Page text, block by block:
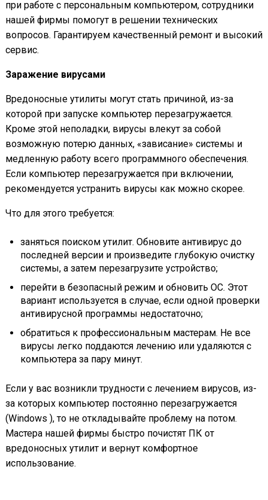
при работе с персональным компьютером, сотрудники
нашей фирмы помогут в решении технических
вопросов. Гарантируем качественный ремонт и высокий
сервис.
Заражение вирусами
Вредоносные утилиты могут стать причиной, из-за
которой при запуске компьютер перезагружается.
Кроме этой неполадки, вирусы влекут за собой
возможную потерю данных, «зависание» системы и
медленную работу всего программного обеспечения.
Если компьютер перезагружается при включении,
рекомендуется устранить вирусы как можно скорее.
Что для этого требуется:
заняться поиском утилит. Обновите антивирус до
последней версии и произведите глубокую очистку
системы, а затем перезагрузите устройство;
перейти в безопасный режим и обновить ОС. Этот
вариант используется в случае, если одной проверки
антивирусной программы недостаточно;
обратиться к профессиональным мастерам. Не все
вирусы легко поддаются лечению или удаляются с
компьютера за пару минут.
Если у вас возникли трудности с лечением вирусов, из-
за которых компьютер постоянно перезагружается
(Windows ), то не откладывайте проблему на потом.
Мастера нашей фирмы быстро почистят ПК от
вредоносных утилит и вернут комфортное
использование.